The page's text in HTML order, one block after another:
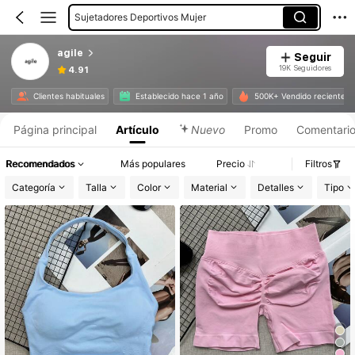
Sujetadores Deportivos Mujer
agile
4.91
Seguir
19K Seguidores
Clientes habituales Establecido hace 1 año 500K+ Vendido
Página principal Artículo Nuevo Promo
Recomendados Más populares Precio
Filtros
Categoría
Talla Color Material Detalles Tipo